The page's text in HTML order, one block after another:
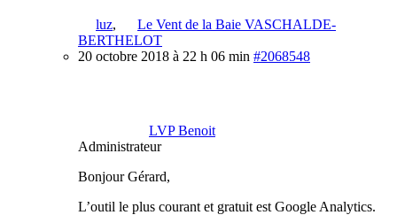
luz,
Le Vent de la Baie VASCHALDE-
BERTHELOT
20 octobre 2018 à 22 h 06 min #2068548
LVP Benoit
Administrateur
Bonjour Gérard,
L’outil le plus courant et gratuit est Google Analytics.